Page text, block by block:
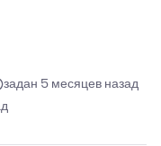
задан 5 месяцев назад